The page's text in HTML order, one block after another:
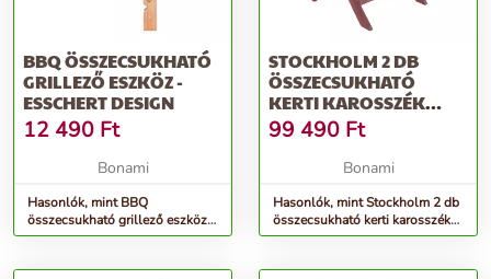
BBQ ÖSSZECSUKHATÓ
GRILLEZŐ ESZKÖZ -
ESSCHERT DESIGN
12 490 Ft
Bonami
Hasonlók, mint BBQ
összecsukható grillező eszköz -
Esschert Design
STOCKHOLM 2 DB
ÖSSZECSUKHATÓ
KERTI KAROSSZÉK
EUKALIPTUSZFÁBÓL -
GARDEN PLEASURE
99 490 Ft
Bonami
Hasonlók, mint Stockholm 2 db
összecsukható kerti karosszék
eukaliptuszfából - Garden